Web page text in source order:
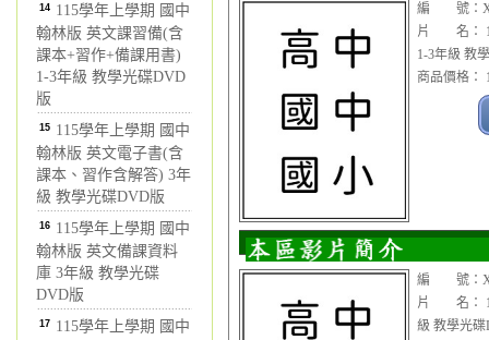
14 115學年上學期 國中
翰林版 英文課習備(含
課本+習作+備課用書)
1-3年級 教學光碟DVD
版
15 115學年上學期 國中
翰林版 英文電子書(含
課本、習作含解答) 3年
級 教學光碟DVD版
16 115學年上學期 國中
翰林版 英文備課資料
庫 3年級 教學光碟
DVD版
17 115學年上學期 國中
編 號：
片 名：
1-3年級 教
商品價格：
編 號：
片 名：
級 教學光